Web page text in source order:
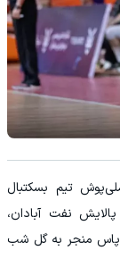
تیم بسکتبال
نفت آبادان،
نمایشی در سطح کلاس جهانی ارائه داد و با ثبت ۹ پاس منجر به گل شب